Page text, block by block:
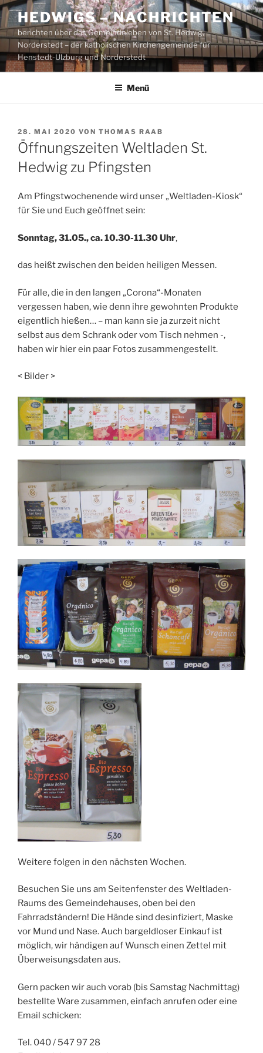
Zum
Inhalt
springen
HEDWIGS – NACHRICHTEN
berichten über das Gemeindeleben von St. Hedwig,
Norderstedt – der katholischen Kirchengemeinde für
Henstedt-Ulzburg und Norderstedt
Menü
VERÖFFENTLICHT
AM
28. MAI 2020 VON THOMAS RAAB
Öffnungszeiten Weltladen St.
Hedwig zu Pfingsten
Am Pfingstwochenende wird unser „Weltladen-Kiosk“
für Sie und Euch geöffnet sein:
Sonntag, 31.05., ca. 10.30-11.30 Uhr,
das heißt zwischen den beiden heiligen Messen.
Für alle, die in den langen „Corona“-Monaten
vergessen haben, wie denn ihre gewohnten Produkte
eigentlich hießen… – man kann sie ja zurzeit nicht
selbst aus dem Schrank oder vom Tisch nehmen -,
haben wir hier ein paar Fotos zusammengestellt.
< Bilder >
Weitere folgen in den nächsten Wochen.
Besuchen Sie uns am Seitenfenster des Weltladen-
Raums des Gemeindehauses, oben bei den
Fahrradständern! Die Hände sind desinfiziert, Maske
vor Mund und Nase. Auch bargeldloser Einkauf ist
möglich, wir händigen auf Wunsch einen Zettel mit
Überweisungsdaten aus.
Gern packen wir auch vorab (bis Samstag Nachmittag)
bestellte Ware zusammen, einfach anrufen oder eine
Email schicken:
Tel. 040 / 547 97 28